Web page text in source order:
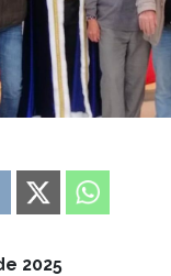
2025